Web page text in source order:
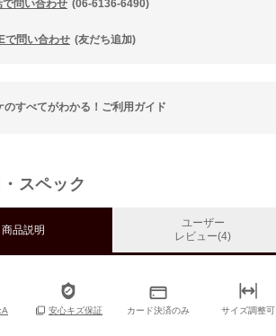
で問い合わせ (06-6136-6490)
で問い合わせ (友だち追加)
のすべてがわかる！ご利用ガイド
スペック
商品説明
ユーザー
レビュー(4)
安心キズ保証 カード決済のみ サイズ調整可